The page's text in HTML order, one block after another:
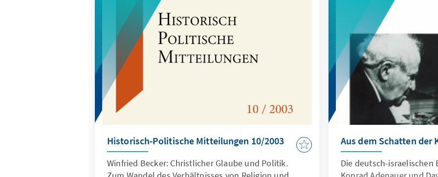
Historisch-Politische Mitteilungen 10/2003
Winfried Becker: Christlicher Glaube und Politik.
Aus dem Schatten der
Die deutsch-israelischen